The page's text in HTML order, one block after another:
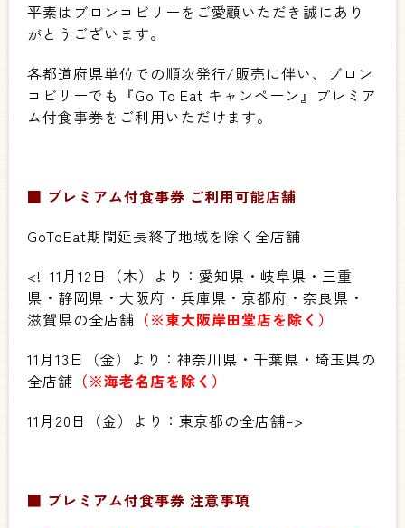
平素はブロンコビリーをご愛顧いただき誠にあり
がとうございます。
各都道府県単位での順次発行/販売に伴い、ブロン
コビリーでも『Go To Eat キャンペーン』プレミア
ム付食事券をご利用いただけます。
■ プレミアム付食事券 ご利用可能店舗
GoToEat期間延長終了地域を除く全店舗
<!–11月12日（木）より：愛知県・岐阜県・三重
県・静岡県・大阪府・兵庫県・京都府・奈良県・
滋賀県の全店舗 （※東大阪岸田堂店を除く）
11月13日（金）より：神奈川県・千葉県・埼玉県の
全店舗 （※海老名店を除く）
11月20日（金）より：東京都の全店舗–>
■ プレミアム付食事券 注意事項